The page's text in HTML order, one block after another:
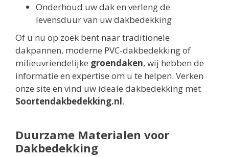
Onderhoud uw dak en verleng de
levensduur van uw dakbedekking
Of u nu op zoek bent naar traditionele
dakpannen, moderne PVC-dakbedekking of
milieuvriendelijke groendaken, wij hebben de
informatie en expertise om u te helpen. Verken
onze site en vind uw ideale dakbedekking met
Soortendakbedekking.nl.
Duurzame Materialen voor
Dakbedekking